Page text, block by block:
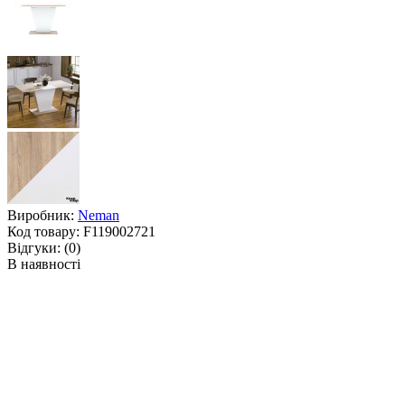
Виробник: Neman
Код товару: F119002721
Відгуки: (0)
В наявності